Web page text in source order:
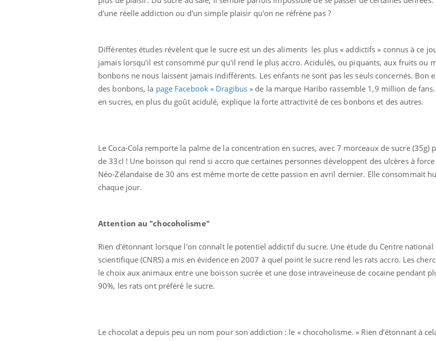
d'une réelle addiction ou d'un simple plaisir qu'on ne réfrène pas ?
Différentes études révèlent que le sucre est un des aliments les plus « addictifs » connus à ce
jamais lorsqu’il est consommé pur qu'il rend le plus accro. Acidulés, ou piquants, aux fruits ou
bonbons ne nous laissent jamais indifférents. Les enfants ne sont pas les seuls concernés. Bon
des bonbons, la page Facebook « Dragibus » de la marque Haribo rassemble 1,9 million de
en sucres, en plus du goût acidulé, explique la forte attractivité de ces bonbons et des autres.
Le Coca-Cola remporte la palme de la concentration en sucres, avec 7 morceaux de sucre (35g)
de 33cl ! Une boisson qui rend si accro que certaines personnes développent des ulcères à force
Néo-Zélandaise de 30 ans est même morte de cette passion en avril dernier. Elle consommait
chaque jour.
Attention au "chocoholisme"
Rien d'étonnant lorsque l'on connaît le potentiel addictif du sucre. Une étude du Centre national
scientifique (CNRS) a mis en évidence en 2007 à quel point le sucre rend les rats accro. Les
le choix aux animaux entre une boisson sucrée et une dose intraveineuse de cocaïne pendant
90%, les rats ont préféré le sucre.
Le chocolat a depuis peu un nom pour son addiction : le « chocoholisme. » Rien d’étonnant à
Eczéma Chronique des Mains :
expliquer ma maladieYoutube
Youtube
Carence en fer : comprendre pour
prévenirYoutube
...
Youtube
Insuline & Charge
osait en parler??